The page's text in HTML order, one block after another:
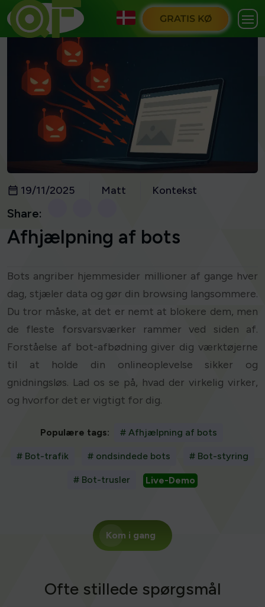
GRATIS KØ
19/11/2025 Matt Kontekst
Share:
Afhjælpning af bots
Bots angriber hjemmesider millioner af gange hver
dag, stjæler data og gør din browsing langsommere.
Du tror måske, at det er nemt at blokere dem, men
de fleste forsvarsværker rammer ved siden af.
Forståelse af bot-afbødning giver dig værktøjerne
til at holde din onlineoplevelse sikker og
gnidningsløs. Lad os se på, hvad der virkelig virker,
og hvorfor det er vigtigt for dig.
Populære tags: # Afhjælpning af bots
# Bot-trafik # ondsindede bots # Bot-styring
# Bot-trusler Live-Demo
Kom i gang
Ofte stillede spørgsmål